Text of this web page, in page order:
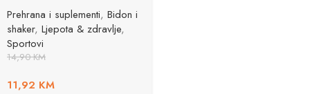
Prehrana i suplementi, Bidon i
shaker, Ljepota & zdravlje,
Sportovi
14,90KM
11,92 KM